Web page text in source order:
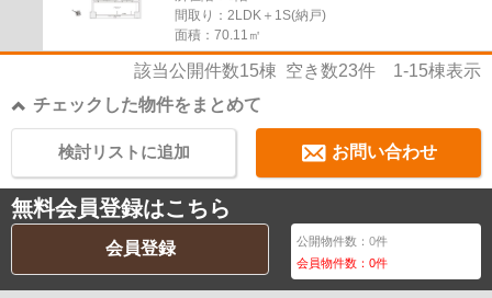
間取り：2LDK＋1S(納戸)
面積：70.11㎡
該当公開件数15棟 空き数23件 1-15棟表示
チェックした物件をまとめて
お問い合わせ
検討リストに追加
無料会員登録はこちら
会員登録 公開物件数：0件
会員物件数：0件